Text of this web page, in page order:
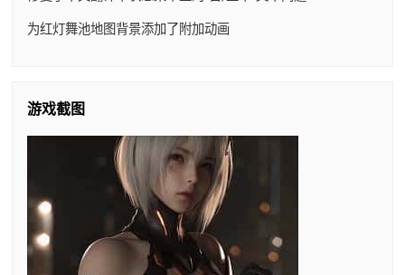
为红灯舞池地图背景添加了附加动画
游戏截图